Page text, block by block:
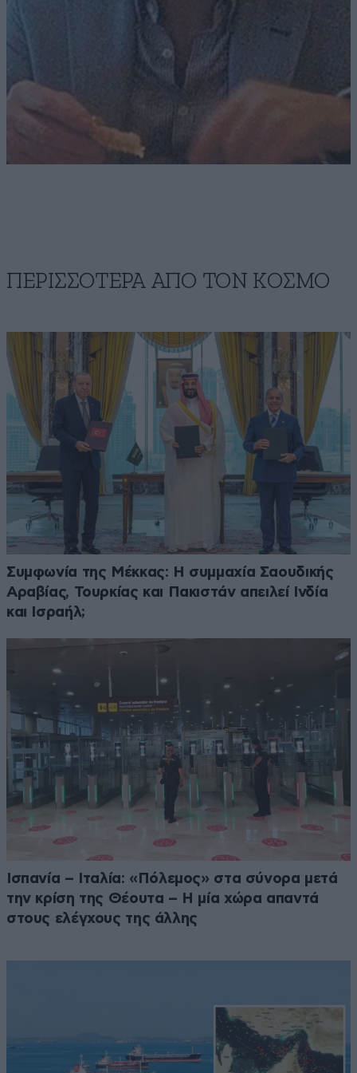
ΠΕΡΙΣΣΟΤΕΡΑ ΑΠΟ ΤΟΝ ΚΟΣΜΟ
Συμφωνία της Μέκκας: Η συμμαχία Σαουδικής
Αραβίας, Τουρκίας και Πακιστάν απειλεί Ινδία
και Ισραήλ;
Ισπανία – Ιταλία: «Πόλεμος» στα σύνορα μετά
την κρίση της Θέουτα – Η μία χώρα απαντά
στους ελέγχους της άλλης